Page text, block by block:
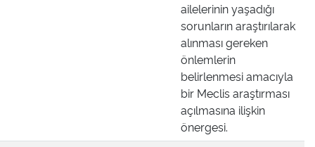
ailelerinin yaşadığı
sorunların araştırılarak
alınması gereken
önlemlerin
belirlenmesi amacıyla
bir Meclis araştırması
açılmasına ilişkin
önergesi.